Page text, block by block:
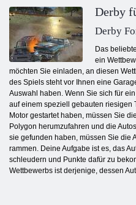
Derby
Derby
Das
ein
möchten Sie einladen, an diesen
des Spiels steht vor Ihnen eine
Auswahl haben. Wenn Sie sich für
auf einem speziell gebauten riesigen
Motor gestartet haben, müssen Sie
Polygon herumzufahren und die
sie gefunden haben, müssen Sie die
rammen. Deine Aufgabe ist es, das
schleudern und Punkte dafür zu
Wettbewerbs ist derjenige, dessen